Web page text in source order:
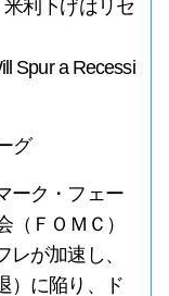
利下げはリセ
Spur a Recessi
グ
ーク・フェー
ＦＯＭＣ）
が加速し、
）に陥り、ド